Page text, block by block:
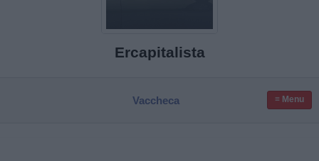
Ercapitalista
Vaccheca ≡ Menu